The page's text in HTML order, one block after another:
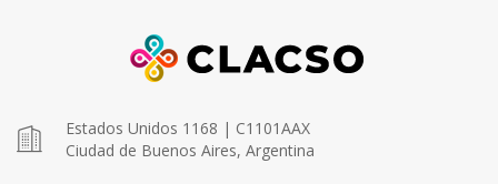
Estados Unidos 1168 | C1101AAX
Ciudad de Buenos Aires, Argentina